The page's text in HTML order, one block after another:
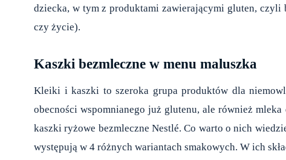
dziecka, w tym z produktami zawierającymi gluten, czyli
czy życie).
Kaszki bezmleczne w menu maluszka
Kleiki i kaszki to szeroka grupa produktów dla
obecności wspomnianego już glutenu, ale również
kaszki ryżowe bezmleczne Nestlé. Co warto o nich
występują w 4 różnych wariantach smakowych. W ich